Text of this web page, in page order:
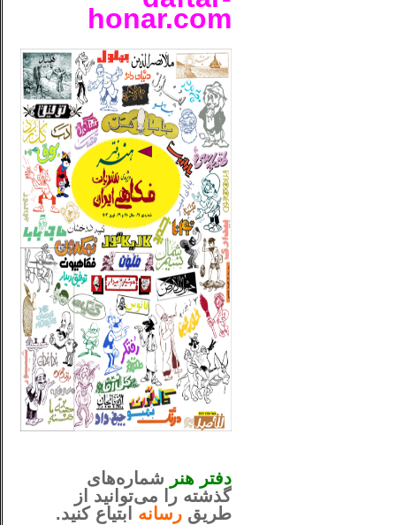
honar.com
دفتر هنر شماره‌های
گذشته را می‌توانید از
طریق رسانه ابتیاع کنید.